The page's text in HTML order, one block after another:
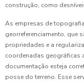
construção, como
As empresas de
georreferenciamento, que
propriedades e a
coordenadas geográficas
documentação esteja
posse do terreno. Esse